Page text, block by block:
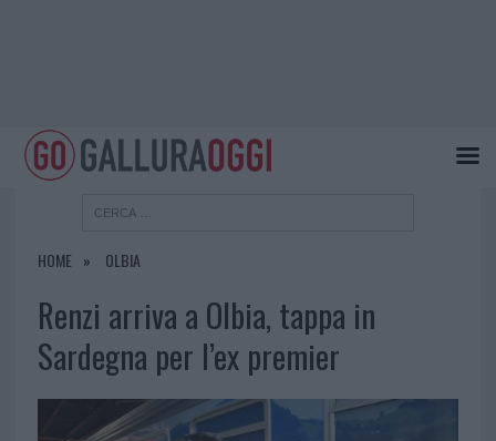
HOME OLBIA
Renzi arriva a Olbia, tappa in
Sardegna per l’ex premier